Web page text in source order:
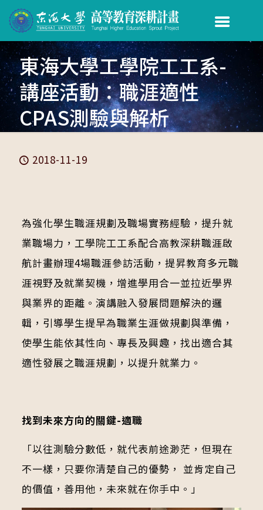
東海大學工學院工工系-
講座活動：職涯適性
CPAS測驗與解析
2018-11-19
為強化學生職涯規劃及職場實務經驗，提升就
業職場力，工學院工工系配合高教深耕職涯啟
航計畫辦理4場職涯參訪活動，提昇教育多元職
涯視野及就業契機，增進學用合一並拉近學界
與業界的距離。演講融入發展問題解決的邏
輯，引導學生提早為職業生涯做規劃與準備，
使學生能依其性向、專長及興趣，找出適合其
適性發展之職涯規劃，以提升就業力。
找到未來方向的關鍵-適職
「以往測驗分數低，就代表前途渺茫，但現在
不一樣，只要你清楚自己的優勢， 並肯定自己
的價值，善用他，未來就在你手中。」